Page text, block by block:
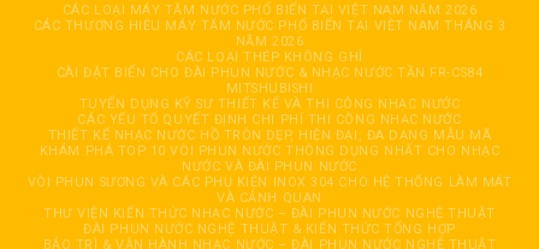
CÁC LOẠI MÁY TĂM NƯỚC PHỔ BIẾN TẠI VIỆT NAM NĂM 2026
CÁC THƯƠNG HIỆU MÁY TĂM NƯỚC PHỔ BIẾN TẠI VIỆT NAM THÁNG 3
NĂM 2026
CÁC LOẠI THÉP KHÔNG GHỈ
CÀI ĐẶT BIẾN CHO ĐÀI PHUN NƯỚC & NHẠC NƯỚC TẦN FR-CS84
MITSHUBISHI
TUYỂN DỤNG KỸ SƯ THIẾT KẾ VÀ THI CÔNG NHẠC NƯỚC
CÁC YẾU TỐ QUYẾT ĐỊNH CHI PHÍ THI CÔNG NHẠC NƯỚC
THIẾT KẾ NHẠC NƯỚC HỒ TRÒN ĐẸP, HIỆN ĐẠI, ĐA DẠNG MẪU MÃ
KHÁM PHÁ TOP 10 VÒI PHUN NƯỚC THÔNG DỤNG NHẤT CHO NHẠC
NƯỚC VÀ ĐÀI PHUN NƯỚC
VÒI PHUN SƯƠNG VÀ CÁC PHỤ KIỆN INOX 304 CHO HỆ THỐNG LÀM MÁT
VÀ CẢNH QUAN
THƯ VIỆN KIẾN THỨC NHẠC NƯỚC – ĐÀI PHUN NƯỚC NGHỆ THUẬT
ĐÀI PHUN NƯỚC NGHỆ THUẬT & KIẾN THỨC TỔNG HỢP
BẢO TRÌ & VẬN HÀNH NHẠC NƯỚC – ĐÀI PHUN NƯỚC NGHỆ THUẬT